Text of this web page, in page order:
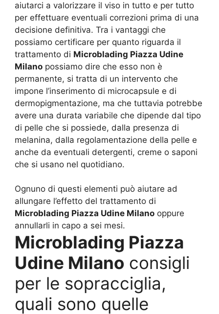
aiutarci a valorizzare il viso in tutto e per tutto
per effettuare eventuali correzioni prima di una
decisione definitiva. Tra i vantaggi che
possiamo certificare per quanto riguarda il
trattamento di Microblading Piazza Udine
Milano possiamo dire che esso non è
permanente, si tratta di un intervento che
impone l’inserimento di microcapsule e di
dermopigmentazione, ma che tuttavia potrebbe
avere una durata variabile che dipende dal tipo
di pelle che si possiede, dalla presenza di
melanina, dalla regolamentazione della pelle e
anche da eventuali detergenti, creme o saponi
che si usano nel quotidiano.
Ognuno di questi elementi può aiutare ad
allungare l’effetto del trattamento di
Microblading Piazza Udine Milano oppure
annullarli in capo a sei mesi.
Microblading Piazza
Udine Milano consigli
per le sopracciglia,
quali sono quelle